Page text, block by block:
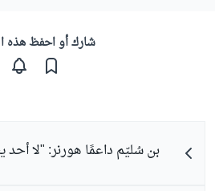
شارك أو احفظ هذه
بن سُليّم داعمًا هورنر: "لا